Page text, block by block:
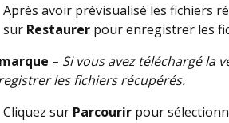
Après avoir prévisualisé les fichiers
sur Restaurer pour enregistrer les
– Si vous avez téléchargé la
les fichiers récupérés.
Cliquez sur Parcourir pour